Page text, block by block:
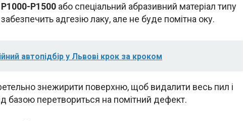
P1000-P1500 або спеціальний абразивний матеріал типу
адгезію лаку, але не буде помітна оку.
автопідбір у Львові крок за кроком
знежирити поверхню, щоб видалити весь пил і
базою перетвориться на помітний дефект.